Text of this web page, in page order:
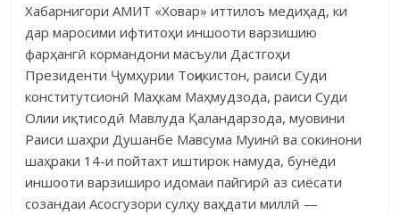
Хабарнигори АМИТ «Ховар» иттилоъ медиҳад, ки
дар маросими ифтитоҳи иншооти варзишию
фарҳангӣ кормандони масъули Дастгоҳи
Президенти Ҷумҳурии Тоҷикистон, раиси Суди
конститутсионӣ Маҳкам Маҳмудзода, раиси Суди
Олии иқтисодӣ Мавлуда Қаландарзода, муовини
Раиси шаҳри Душанбе Мавсума Муинӣ ва сокинони
шаҳраки 14-и пойтахт иштирок намуда, бунёди
иншооти варзиширо идомаи пайгирӣ аз сиёсати
созандаи Асосгузори сулҳу ваҳдати миллӣ —